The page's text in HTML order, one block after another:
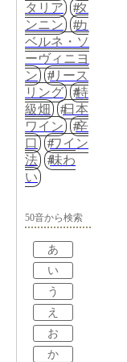
タリア
タ
ンニン
カ
ベルネ・ソ
ーヴィニヨ
ン
リース
リング
特
級畑
日本
ワイン
辛
口
ワイン
法
味わ
い
50音から検索
あ
い
う
え
お
か